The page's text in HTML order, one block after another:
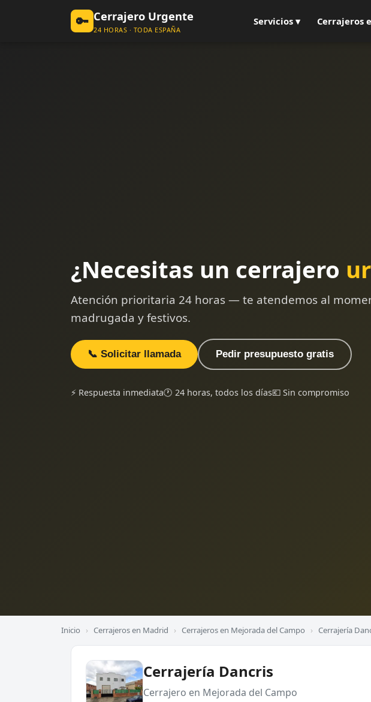
🔑 Cerrajero Urgente
24 HORAS · TODA ESPAÑA
Servicios ▾ Cerrajeros
¿Necesitas un cerrajero
Atención prioritaria 24 horas — te atendemos al
madrugada y festivos.
📞 Solicitar llamada Pedir presupuesto gratis
⚡ Respuesta inmediata🕐 24 horas, todos los días💶 Sin compromiso
Inicio › Cerrajeros en Madrid › Cerrajeros en Mejorada del Campo › Cerrajería
Cerrajería Dancris
Cerrajero en Mejorada del Campo